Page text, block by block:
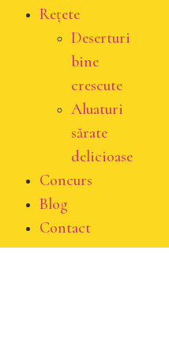
Rețete
Deserturi
bine
crescute
Aluaturi
sărate
delicioase
Concurs
Blog
Contact